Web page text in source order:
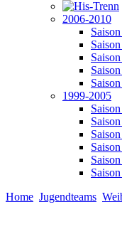
2006-2010
1999-2005
Home Jugendteams